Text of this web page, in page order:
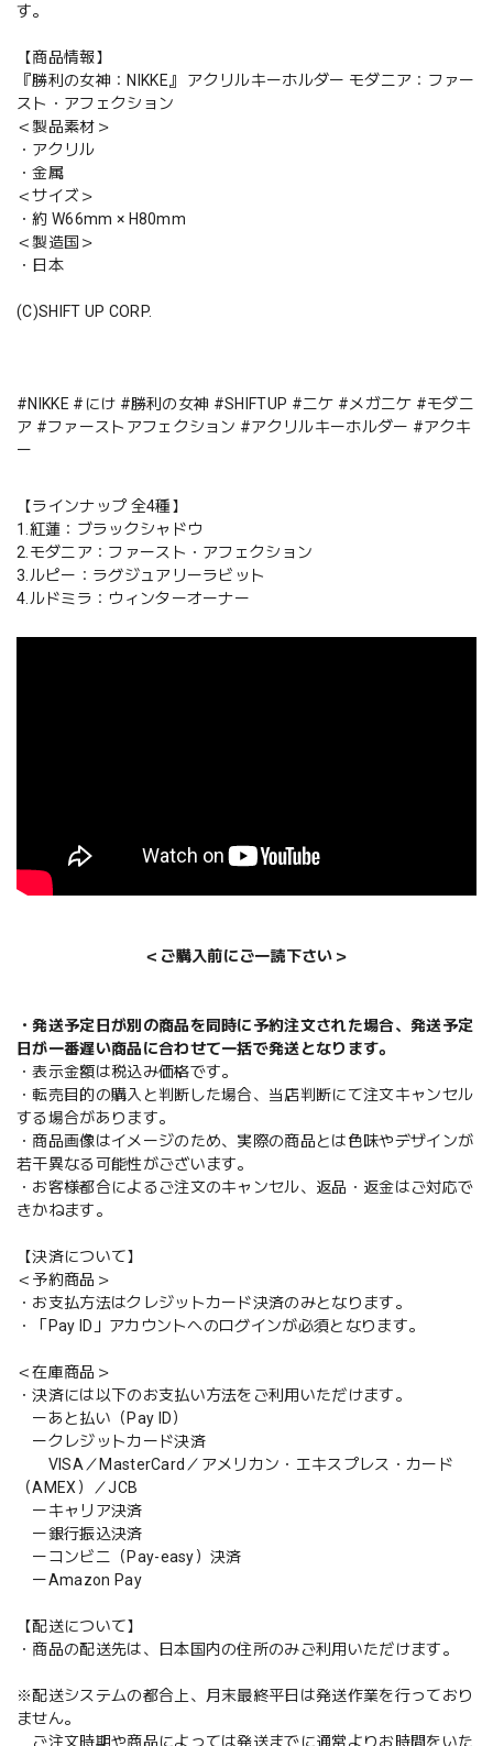
す。
【商品情報】
『勝利の女神：NIKKE』 アクリルキーホルダー モダニア：ファー
スト・アフェクション
＜製品素材＞
・アクリル
・金属
＜サイズ＞
・約 W66mm × H80mm
＜製造国＞
・日本
(C)SHIFT UP CORP.
#NIKKE #にけ #勝利の女神 #SHIFTUP #ニケ #メガニケ #モダニ
ア #ファーストアフェクション #アクリルキーホルダー #アクキ
ー
【ラインナップ 全4種】
1.紅蓮：ブラックシャドウ
2.モダニア：ファースト・アフェクション
3.ルピー：ラグジュアリーラビット
4.ルドミラ：ウィンターオーナー
＜ご購入前にご一読下さい＞
・発送予定日が別の商品を同時に予約注文された場合、発送予定
日が一番遅い商品に合わせて一括で発送となります。
・表示金額は税込み価格です。
・転売目的の購入と判断した場合、当店判断にて注文キャンセル
する場合があります。
・商品画像はイメージのため、実際の商品とは色味やデザインが
若干異なる可能性がございます。
・お客様都合によるご注文のキャンセル、返品・返金はご対応で
きかねます。
【決済について】
＜予約商品＞
・お支払方法はクレジットカード決済のみとなります。
・「Pay ID」アカウントへのログインが必須となります。
＜在庫商品＞
・決済には以下のお支払い方法をご利用いただけます。
ーあと払い（Pay ID）
ークレジットカード決済
VISA／MasterCard／アメリカン・エキスプレス・カード
（AMEX）／JCB
ーキャリア決済
ー銀行振込決済
ーコンビニ（Pay-easy）決済
ーAmazon Pay
【配送について】
・商品の配送先は、日本国内の住所のみご利用いただけます。
※配送システムの都合上、月末最終平日は発送作業を行っており
ません。
ご注文時期や商品によっては発送までに通常よりお時間をいた